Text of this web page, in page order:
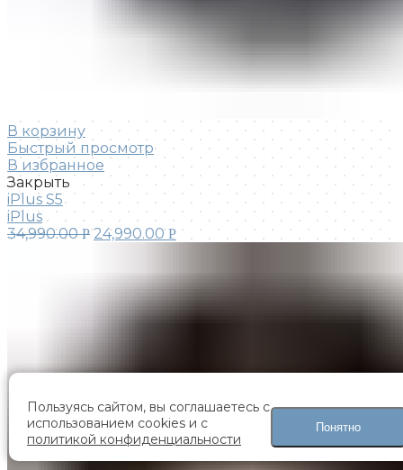
В корзину
Быстрый просмотр
В избранное
Закрыть
iPlus S5
iPlus
34,990.00Р 24,990.00Р
Пользуясь сайтом, вы соглашаетесь с
использованием cookies и с
политикой конфиденциальности
Понятно